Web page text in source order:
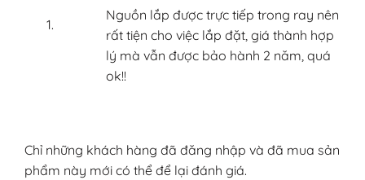
Nguồn lắp được trực tiếp trong ray nên
rất tiện cho việc lắp đặt, giá thành hợp
lý mà vẫn được bảo hành 2 năm, quá
ok!!
Chỉ những khách hàng đã đăng nhập và đã mua sản
phẩm này mới có thể để lại đánh giá.